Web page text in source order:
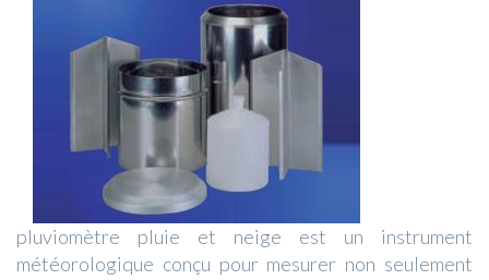
pluviomètre pluie et neige est un instrument
météorologique conçu pour mesurer non seulement